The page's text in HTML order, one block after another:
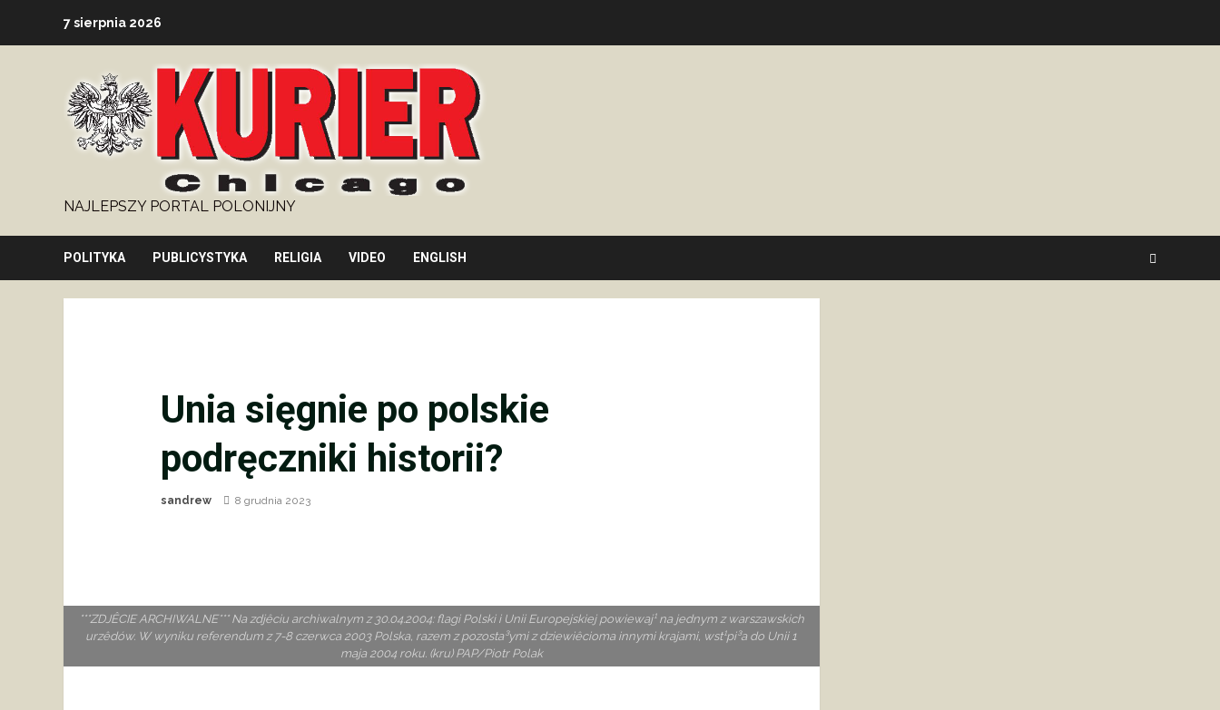
7 sierpnia 2026
NAJLEPSZY PORTAL POLONIJNY
POLITYKA PUBLICYSTYKA RELIGIA VIDEO ENGLISH
Unia sięgnie po polskie
podręczniki historii?
sandrew 8 grudnia 2023
***ZDJÊCIE ARCHIWALNE*** Na zdjêciu archiwalnym z 30.04.2004: flagi Polski i Unii Europejskiej powiewaj¹ na jednym z warszawskich
urzêdów. W wyniku referendum z 7-8 czerwca 2003 Polska, razem z pozosta³ymi z dziewiêcioma innymi krajami, wst¹pi³a do Unii 1
maja 2004 roku. (kru) PAP/Piotr Polak